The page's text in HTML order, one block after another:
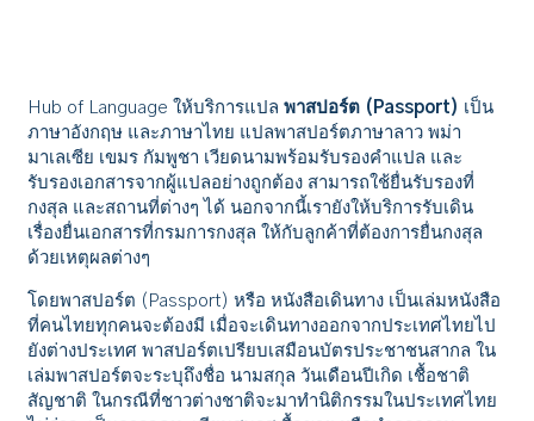
Hub of Language ให้บริการแปล พาสปอร์ต (Passport) เป็น
ภาษาอังกฤษ และภาษาไทย แปลพาสปอร์ตภาษาลาว พม่า
มาเลเซีย เขมร กัมพูชา เวียดนามพร้อมรับรองคำแปล และ
รับรองเอกสารจากผู้แปลอย่างถูกต้อง สามารถใช้ยื่นรับรองที่
กงสุล และสถานที่ต่างๆ ได้ นอกจากนี้เรายังให้บริการรับเดิน
เรื่องยื่นเอกสารที่กรมการกงสุล ให้กับลูกค้าที่ต้องการยื่นกงสุล
ด้วยเหตุผลต่างๆ
โดยพาสปอร์ต (Passport) หรือ หนังสือเดินทาง เป็นเล่มหนังสือ
ที่คนไทยทุกคนจะต้องมี เมื่อจะเดินทางออกจากประเทศไทยไป
ยังต่างประเทศ พาสปอร์ตเปรียบเสมือนบัตรประชาชนสากล ใน
เล่มพาสปอร์ตจะระบุถึงชื่อ นามสกุล วันเดือนปีเกิด เชื้อชาติ
สัญชาติ ในกรณีที่ชาวต่างชาติจะมาทำนิติกรรมในประเทศไทย